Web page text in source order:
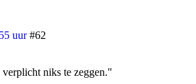
uur #62
niks te zeggen."